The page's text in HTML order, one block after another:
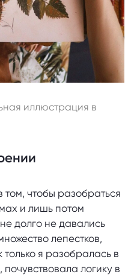
иллюстрация в
чтобы разобраться
и лишь потом
долго не давались
лепестков,
я разобралась в
логику в